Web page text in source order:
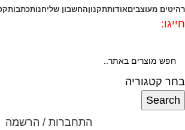
רהיטים מעוצביםאודותתקנוןהחשבון שליחנותכתבות
חייגו:
בחר קטגוריה
Search
התחברות / הרשמה